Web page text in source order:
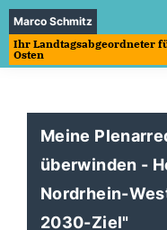
Marco Schmitz
Ihr Landtagsabgeordneter
Osten
Meine
überwinden -
Nordrhein-
2030-Ziel"